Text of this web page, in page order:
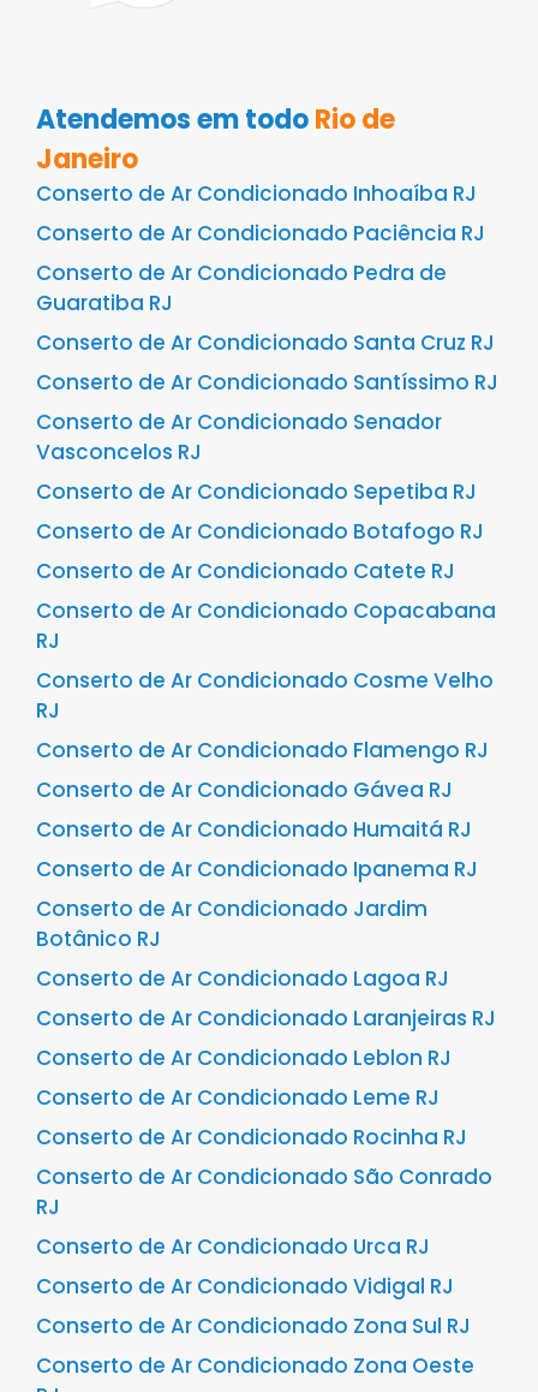
Atendemos em todoRio de
Janeiro
Conserto de Ar Condicionado Inhoaíba RJ
Conserto de Ar Condicionado Paciência RJ
Conserto de Ar Condicionado Pedra de
Guaratiba RJ
Conserto de Ar Condicionado Santa Cruz RJ
Conserto de Ar Condicionado Santíssimo RJ
Conserto de Ar Condicionado Senador
Vasconcelos RJ
Conserto de Ar Condicionado Sepetiba RJ
Conserto de Ar Condicionado Botafogo RJ
Conserto de Ar Condicionado Catete RJ
Conserto de Ar Condicionado Copacabana
RJ
Conserto de Ar Condicionado Cosme Velho
RJ
Conserto de Ar Condicionado Flamengo RJ
Conserto de Ar Condicionado Gávea RJ
Conserto de Ar Condicionado Humaitá RJ
Conserto de Ar Condicionado Ipanema RJ
Conserto de Ar Condicionado Jardim
Botânico RJ
Conserto de Ar Condicionado Lagoa RJ
Conserto de Ar Condicionado Laranjeiras RJ
Conserto de Ar Condicionado Leblon RJ
Conserto de Ar Condicionado Leme RJ
Conserto de Ar Condicionado Rocinha RJ
Conserto de Ar Condicionado São Conrado
RJ
Conserto de Ar Condicionado Urca RJ
Conserto de Ar Condicionado Vidigal RJ
Conserto de Ar Condicionado Zona Sul RJ
Conserto de Ar Condicionado Zona Oeste